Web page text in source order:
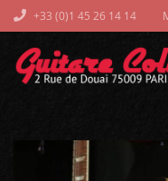
+33 (0)1 45 26 14 14